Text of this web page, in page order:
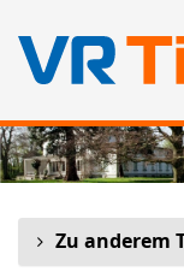
Zum
Haupt-
springen
Zu anderem